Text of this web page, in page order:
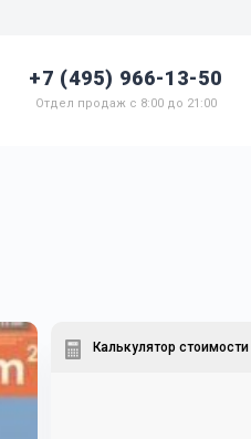
+7 (495) 966-13-50
Отдел продаж с 8:00 до 21:00
Калькулятор стоимости